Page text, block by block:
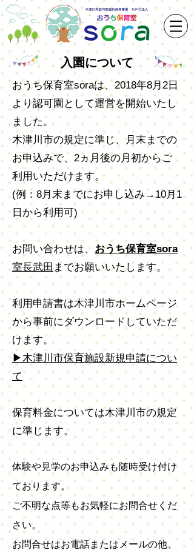
入園について
おうち保育室soraは、2018年8月2日
より認可園として運営を開始いたし
ました。
木津川市の規定に準じ、月末までの
お申込みで、2ヵ月後の月初からご
利用いただけます。
(例：8月末までにお申し込み→10月1
日から利用可)
お問い合わせは、 おうち保育室sora
室長武田までお願いいたします。
利用申請書は木津川市ホームページ
から事前にダウンロードしていただ
けます。
​▶木津川市保育施設新規申請につい
て
保育料金については木津川市の規定
に準じます。
体験や見学のお申込みも随時受け付け
ております。
ご不明な点等もお気軽にお問合せくだ
さい。
お問合せはお電話またはメールの他、